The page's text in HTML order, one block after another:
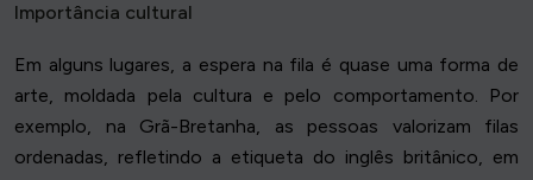
Importância cultural
Em alguns lugares, a espera na fila é quase uma forma de
arte, moldada pela cultura e pelo comportamento. Por
exemplo, na Grã-Bretanha, as pessoas valorizam filas
ordenadas, refletindo a etiqueta do inglês britânico, em